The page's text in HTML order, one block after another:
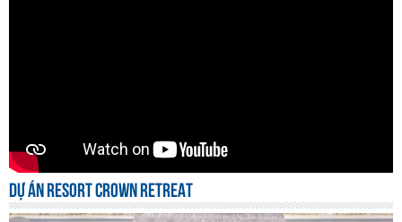
DỰ ÁN RESORT CROWN RETREAT